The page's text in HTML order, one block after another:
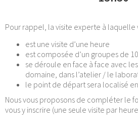
Pour rappel, la visite experte à laquelle
est une visite d’une heure
est composée d’un groupes de
se déroule en face à face avec
domaine, dans l’atelier / le
le point de départ sera localisé
Nous vous proposons de compléter le
vous y inscrire (une seule visite par